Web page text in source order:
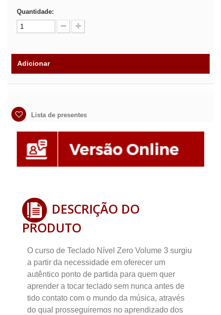
Quantidade:
Adicionar
Lista de presentes
DESCRIÇÃO DO
PRODUTO
O curso de Teclado Nível Zero Volume 3 surgiu
a partir da necessidade em oferecer um
autêntico ponto de partida para quem quer
aprender a tocar teclado sem nunca antes de
tido contato com o mundo da música, através
do qual prosseguiremos no aprendizado dos